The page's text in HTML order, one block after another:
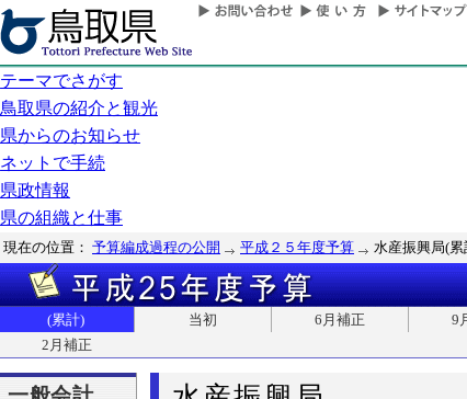
テーマでさがす
鳥取県の紹介と観光
県からのお知らせ
ネットで手続
県政情報
県の組織と仕事
現在の位置： 予算編成過程の公開 平成２５年度予算 水産振興局(累
(累計) 当初 6月補正 9
2月補正